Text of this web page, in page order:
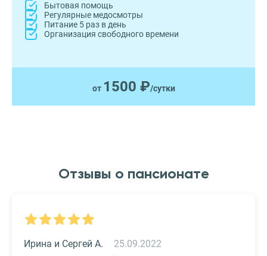
Бытовая помощь
Регулярные медосмотры
Питание 5 раз в день
Организация свободного времени
от 1500 ₽/сутки
Отзывы о пансионате
25.09.2022
Ирина и Сергей А.